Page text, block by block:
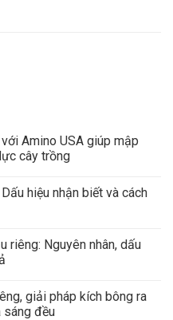
Amino USA giúp mập
cây trồng
hiệu nhận biết và cách
riêng: Nguyên nhân, dấu
giải pháp kích bông ra
sáng đều